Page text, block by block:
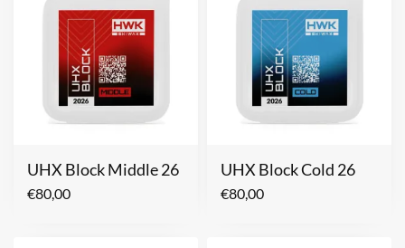
UHX Block Middle 26
€80,00
UHX Block Cold 26
€80,00